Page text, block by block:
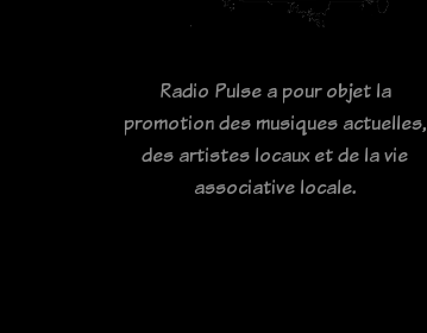
Radio Pulse a pour objet la
promotion des musiques actuelles,
des artistes locaux et de la vie
associative locale.